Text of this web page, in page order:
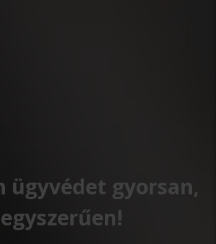
ügyvédet gyorsan,
egyszerűen!